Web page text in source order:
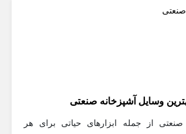
وسایل آشپزخانه صنعتی
از جمله ابزارهای حیاتی برای هر